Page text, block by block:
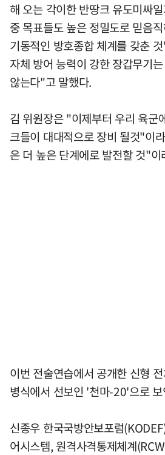
해 오는 각이한 반땅크 유도미싸
중 목표들도 높은 정밀도로 믿음
기동적인 방호종합 체계를 갖춘
자체 방어 능력이 강한 장갑무기
않는다"고 말했다.
김 위원장은 "이제부터 우리 육군
크들이 대대적으로 장비 될것"이
은 더 높은 단계에로 발전할 것"이
이번 전술연습에서 공개한 신형
병식에서 선보인 '천마-20'으로 보
신종우 한국국방안보포럼
어시스템, 원격사격통제체계